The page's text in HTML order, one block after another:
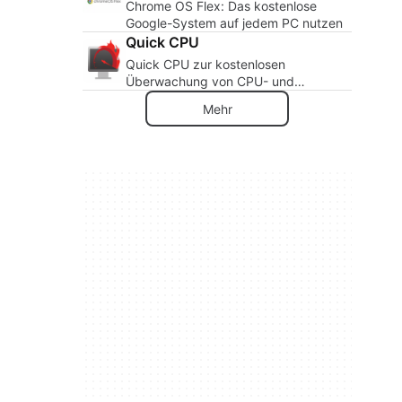
Chrome OS Flex: Das kostenlose
Google-System auf jedem PC nutzen
Quick CPU
Quick CPU zur kostenlosen
Überwachung von CPU- und
Systemkomponenten
Mehr